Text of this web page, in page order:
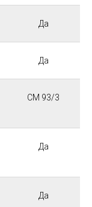
Да
Да
CM 93/3
Да
Да